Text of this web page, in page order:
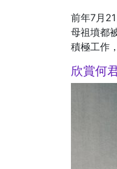
前年7月
母祖墳都
積極工作
欣賞何